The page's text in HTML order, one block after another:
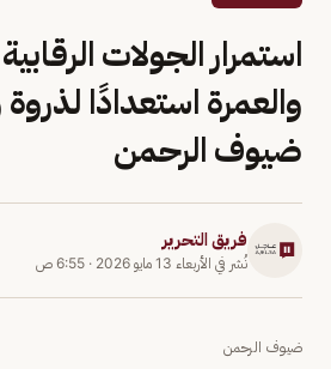
استمرار الجولات
والعمرة استعدادًا
ضيوف الرحمن
فريق التحرير
نُشر في الأربعاء 13 مايو 2026 · 6:55 ص
ضيوف الرحمن